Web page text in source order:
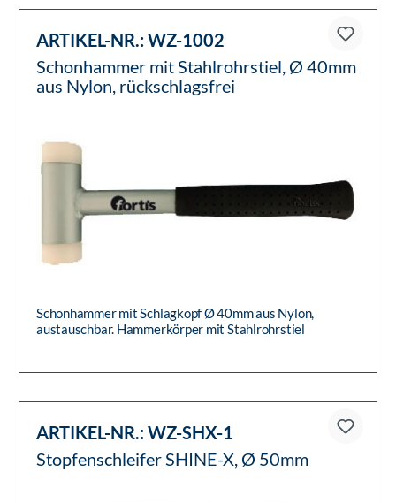
ARTIKEL-NR.:WZ-1002
Schonhammer mit Stahlrohrstiel, Ø 40mm
aus Nylon, rückschlagsfrei
Schonhammer mit Schlagkopf Ø 40mm aus Nylon,
austauschbar. Hammerkörper mit Stahlrohrstiel
ARTIKEL-NR.:WZ-SHX-1
Stopfenschleifer SHINE-X, Ø 50mm